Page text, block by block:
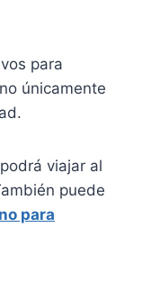
para
únicamente
viajar al
puede
para